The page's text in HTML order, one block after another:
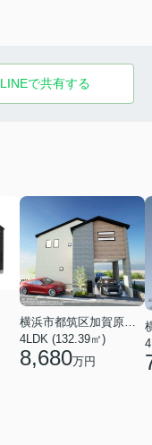
LINEで共有する
横浜市都筑区加賀原１丁目
4LDK (132.39㎡)
8,680万円